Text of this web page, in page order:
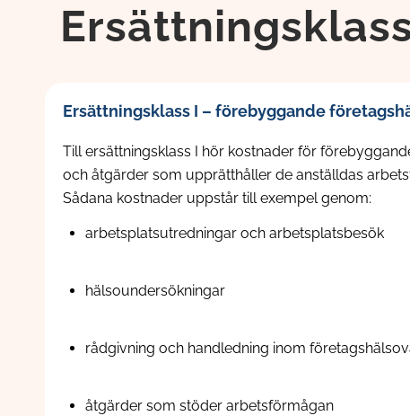
Ersättningsklass I – förebyggande
Till ersättningsklass I hör kostnader för
och åtgärder som upprätthåller de anställdas
Sådana kostnader uppstår till exempel genom:
arbetsplatsutredningar och arbetsplatsbesök
hälsoundersökningar
rådgivning och handledning inom
åtgärder som stöder arbetsförmågan